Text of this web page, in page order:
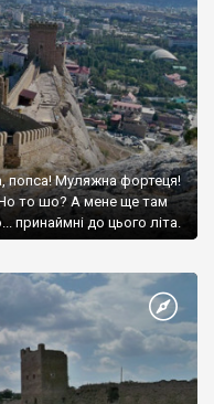
попса! Муляжна фортеця!
Но то шо? А мене ще там
принаймні до цього літа.